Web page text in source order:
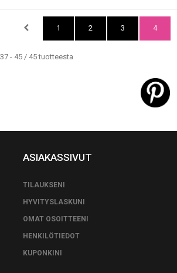
1 2 3 4
- 45 / 45 tuotteesta
ASIAKASSIVUT
TILAUKSENI
HYVITYSLASKUNI
OMAT OSOITTEENI
HENKILÖTIEDOT
KUPONKINI